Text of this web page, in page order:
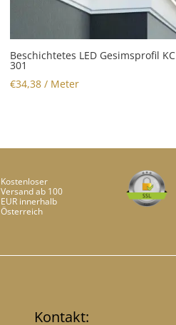
Beschichtetes LED Gesimsprofil KC
301
€34,38/ Meter
Kostenloser
Versand ab 100
EUR innerhalb
Österreich
Kontakt: